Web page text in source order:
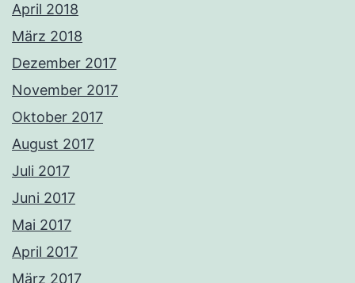
April 2018
März 2018
Dezember 2017
November 2017
Oktober 2017
August 2017
Juli 2017
Juni 2017
Mai 2017
April 2017
März 2017